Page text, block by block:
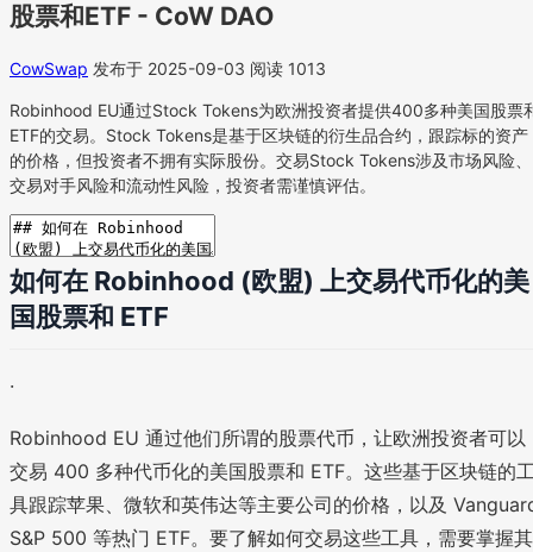
股票和ETF - CoW DAO
CowSwap 发布于 2025-09-03 阅读 1013
Robinhood EU通过Stock Tokens为欧洲投资者提供400多种美国股票
ETF的交易。Stock Tokens是基于区块链的衍生品合约，跟踪标的资产
的价格，但投资者不拥有实际股份。交易Stock Tokens涉及市场风险、
交易对手风险和流动性风险，投资者需谨慎评估。
如何在 Robinhood (欧盟) 上交易代币化的美
国股票和 ETF
·
Robinhood EU 通过他们所谓的股票代币，让欧洲投资者可以
交易 400 多种代币化的美国股票和 ETF。这些基于区块链的
具跟踪苹果、微软和英伟达等主要公司的价格，以及
S&P 500 等热门 ETF。要了解如何交易这些工具，需要掌握其